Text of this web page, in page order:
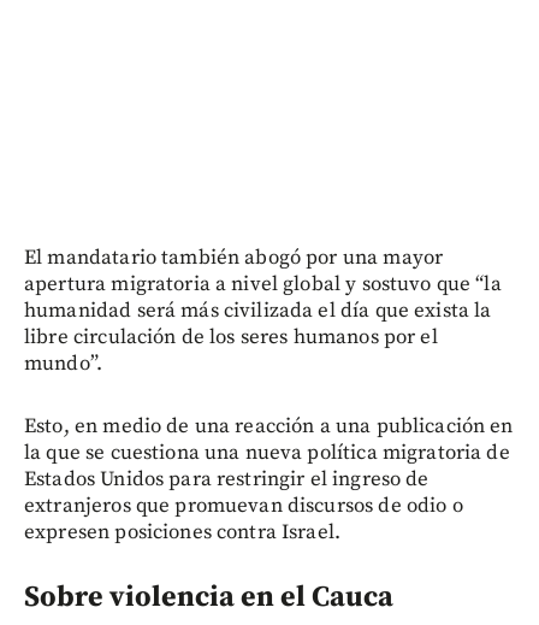
El mandatario también abogó por una mayor
apertura migratoria a nivel global y sostuvo que “la
humanidad será más civilizada el día que exista la
libre circulación de los seres humanos por el
mundo”.
Esto, en medio de una reacción a una publicación en
la que se cuestiona una nueva política migratoria de
Estados Unidos para restringir el ingreso de
extranjeros que promuevan discursos de odio o
expresen posiciones contra Israel.
Sobre violencia en el Cauca